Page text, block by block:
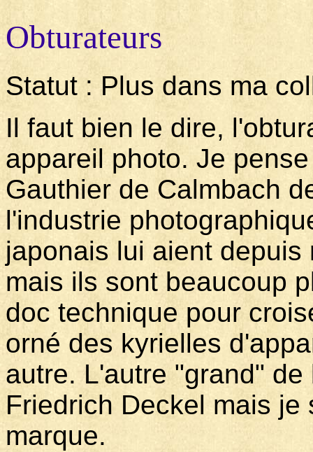
Obturateurs
Statut : Plus dans ma
Il faut bien le dire,
appareil photo. Je
Gauthier de Calmbach
l'industrie
japonais lui aient
mais ils sont beaucoup
doc technique pour
orné des kyrielles
autre. L'autre "grand"
Friedrich Deckel mais
marque.